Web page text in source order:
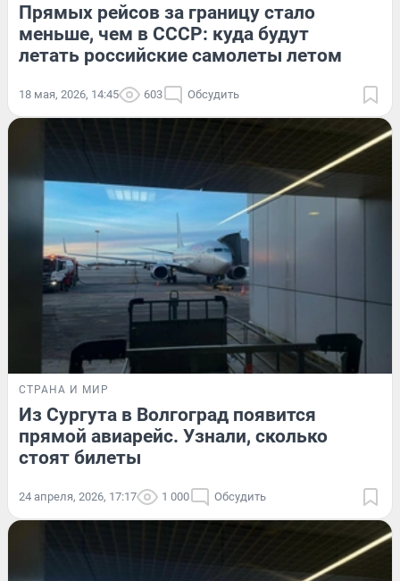
Прямых рейсов за границу стало
меньше, чем в СССР: куда будут
летать российские самолеты летом
18 мая, 2026, 14:45 603 Обсудить
СТРАНА И МИР
Из Сургута в Волгоград появится
прямой авиарейс. Узнали, сколько
стоят билеты
24 апреля, 2026, 17:17 1 000 Обсудить